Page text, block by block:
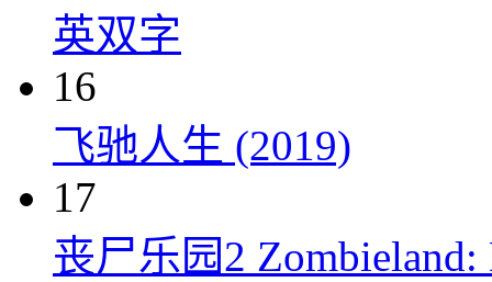
英双字
16
飞驰人生 (2019)
17
丧尸乐园2 Zombieland: